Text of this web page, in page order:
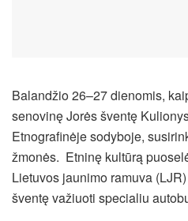
Balandžio 26–27 dienomis,
senovinę Jorės šventę
Etnografinėje sodyboje,
žmonės. Etninę kultūrą
Lietuvos jaunimo ramuva
šventę važiuoti specialiu